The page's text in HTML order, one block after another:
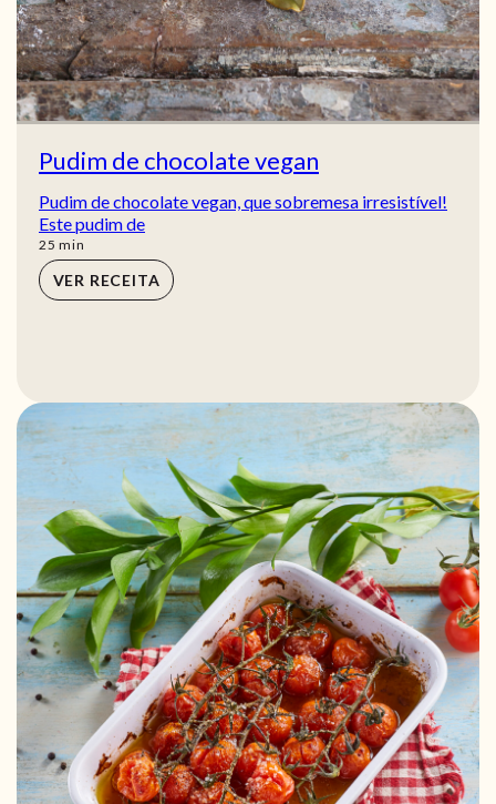
Pudim de chocolate vegan
Pudim de chocolate vegan, que sobremesa irresistível!
Este pudim de
25 min
min
VER RECEITA